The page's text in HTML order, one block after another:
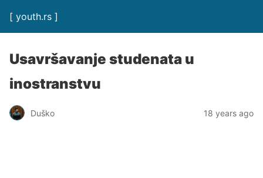
[ youth.rs ]
Usavršavanje studenata u
inostranstvu
Duško 18 years ago